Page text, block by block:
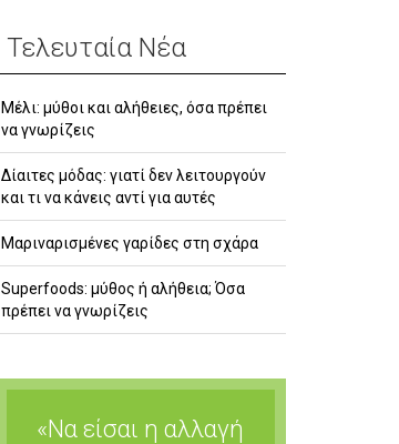
Τελευταία Νέα
Μέλι: μύθοι και αλήθειες, όσα πρέπει
να γνωρίζεις
Δίαιτες μόδας: γιατί δεν λειτουργούν
και τι να κάνεις αντί για αυτές
Μαριναρισμένες γαρίδες στη σχάρα
Superfoods: μύθος ή αλήθεια; Όσα
πρέπει να γνωρίζεις
«Να είσαι η αλλαγή